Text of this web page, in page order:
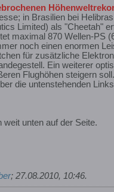
in Brasilien bei
Limited) als "Cheetah"
maximal 870 Wellen-PS
noch einen enormen
für zusätzliche
Ein weiterer
Flughöhen steigern soll.
die untenstehenden
weit unten auf der Seite.
; 27.08.2010, 10:46.